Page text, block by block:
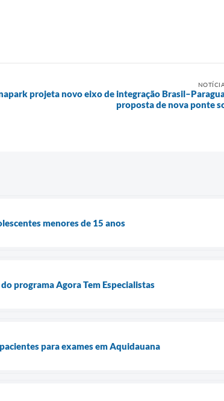
projeta novo eixo de integração
proposta de nova ponte
menores de 15 anos
programa Agora Tem Especialistas
para exames em Aquidauana